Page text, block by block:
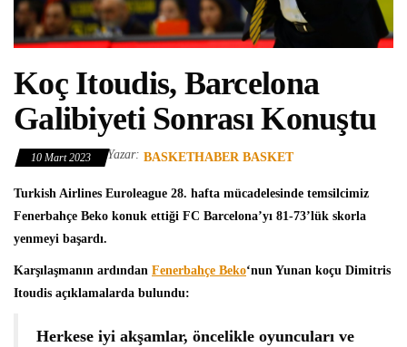
Koç Itoudis, Barcelona
Galibiyeti Sonrası Konuştu
10 Mart 2023 Yazar: BASKETHABER BASKET
Turkish Airlines Euroleague 28. hafta mücadelesinde temsilcimiz
Fenerbahçe Beko konuk ettiği FC Barcelona’yı 81-73’lük skorla
yenmeyi başardı.
Karşılaşmanın ardından Fenerbahçe Beko‘nun Yunan koçu Dimitris
Itoudis açıklamalarda bulundu:
Herkese iyi akşamlar, öncelikle oyuncuları ve